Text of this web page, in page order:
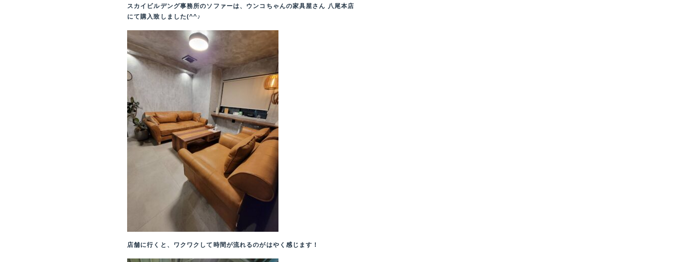
スカイビルデング事務所のソファーは、ウンコちゃんの家具屋さん 八尾本店
にて購入致しました(^^♪
店舗に行くと、ワクワクして時間が流れるのがはやく感じます！